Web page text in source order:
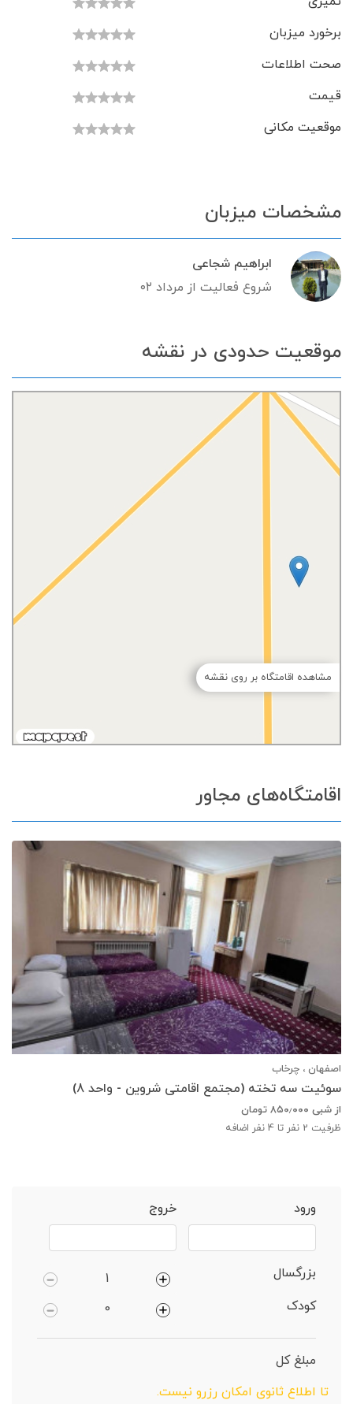
برخورد میزبان
صحت اطلاعات
قیمت
موقعیت مکانی
مشخصات میزبان
ابراهیم شجاعی
شروع فعالیت از مرداد ۰۲
موقعیت حدودی در نقشه
مشاهده اقامتگاه بر روی نقشه
اقامتگاه‌های مجاور
اصفهان ، چرخاب
سوئیت سه تخته (مجتمع اقامتی شروین - واحد 8)
از شبی ۸۵۰٫۰۰۰ تومان
ظرفیت 2 نفر تا 4 نفر اضافه
ورود
خروج
بزرگسال
کودک
مبلغ کل
تا اطلاع ثانوی امکان رزرو نیست.